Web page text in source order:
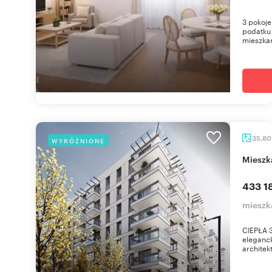
3
WYRÓŻNIONE 35,80
433
CIEPŁA